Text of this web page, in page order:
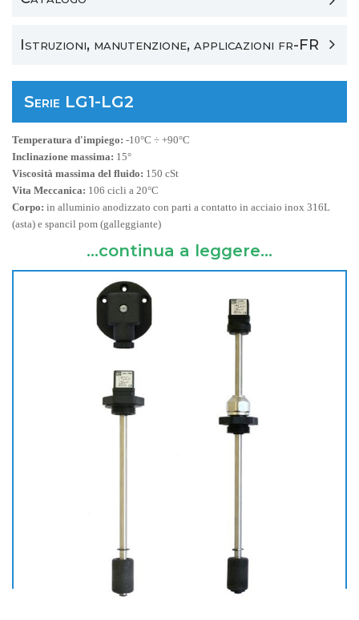
Istruzioni, manutenzione, applicazioni fr-FR
Serie LG1-LG2
Temperatura d'impiego: -10°C ÷ +90°C
Inclinazione massima: 15°
Viscosità massima del fluido: 150 cSt
Vita Meccanica: 106 cicli a 20°C
Corpo: in alluminio anodizzato con parti a contatto in acciaio inox 316L
(asta) e spancil pom (galleggiante)
...continua a leggere...